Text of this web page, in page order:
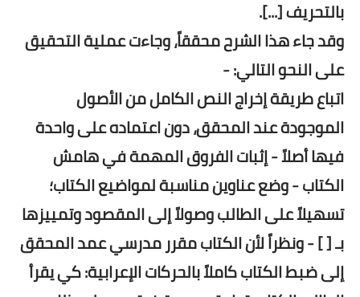
بالتحريف [...].
وقد جاء هذا الشرح محققاً، وجاءت عملية التحقيق
على النحو التالي: -
اتباع طريقة إخراج النص الكامل من الأصول
الموجودة عند المحقق، دون اعتماده على واحدة
فيها أصلاً - إثبات الفروق المهمة في هامش
الكتاب - وضع عناوين مناسبة لمواضيع الكتاب؛
تسهيلاً على الطالب وصولاً إلى المقصود وتمييزها
بـ [ ] - ونظراً لأن الكتاب مقرر مدرسي عمد المحقق
إلى ضبط الكتاب كاملاً بالحركات الإعرابية: كي يقرأ